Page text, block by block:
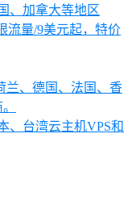
、加拿大等地区
流量/9美元起，特价
兰、德国、法国、香
、台湾云主机VPS和